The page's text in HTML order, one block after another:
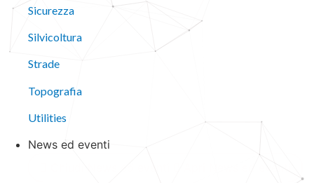
Sicurezza
Silvicoltura
Strade
Topografia
Utilities
News ed eventi